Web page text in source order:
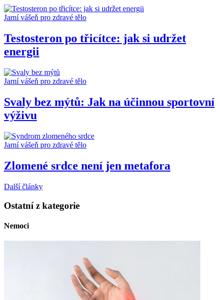
Jarní vášeň pro zdravé tělo
Testosteron po třicítce: jak si udržet
energii
Jarní vášeň pro zdravé tělo
Svaly bez mýtů: Jak na účinnou sportovní
výživu
Jarní vášeň pro zdravé tělo
Zlomené srdce není jen metafora
Další články
Ostatní z kategorie
Nemoci